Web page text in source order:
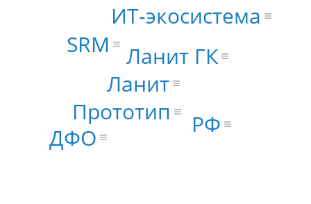
Ланит
Ланит ГК
Прототип
SRM
ИТ-экосистема
ДФО РФ